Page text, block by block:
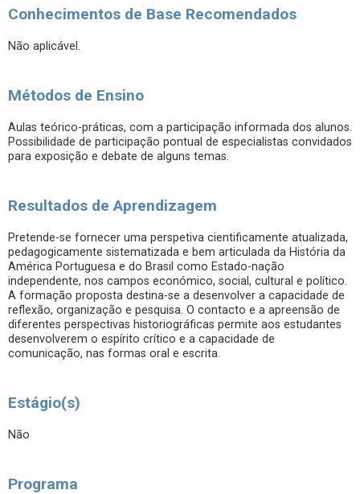
Conhecimentos de Base Recomendados
Não aplicável.
Métodos de Ensino
Aulas teórico-práticas, com a participação informada dos alunos.
Possibilidade de participação pontual de especialistas convidados
para exposição e debate de alguns temas.
Resultados de Aprendizagem
Pretende-se fornecer uma perspetiva cientificamente atualizada,
pedagogicamente sistematizada e bem articulada da História da
América Portuguesa e do Brasil como Estado-nação
independente, nos campos económico, social, cultural e político.
A formação proposta destina-se a desenvolver a capacidade de
reflexão, organização e pesquisa. O contacto e a apreensão de
diferentes perspectivas historiográficas permite aos estudantes
desenvolverem o espírito crítico e a capacidade de
comunicação, nas formas oral e escrita.
Estágio(s)
Não
Programa